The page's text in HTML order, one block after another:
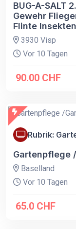
BUG-A-SALT
Gewehr
Flinte
3930 Visp
Vor 10 Tagen
90.00 CHF
Rubrik:
Gartenpflege
Baselland
Vor 10 Tagen
65.0 CHF